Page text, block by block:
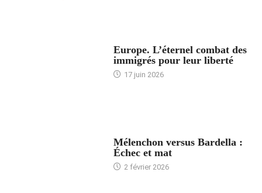
Europe. L’éternel combat des
immigrés pour leur liberté
17 juin 2026
Mélenchon versus Bardella :
Échec et mat
2 février 2026